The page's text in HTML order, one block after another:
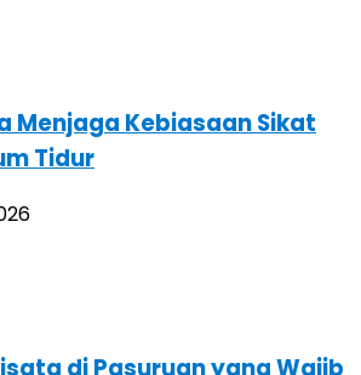
Menjaga Kebiasaan Sikat
Tidur